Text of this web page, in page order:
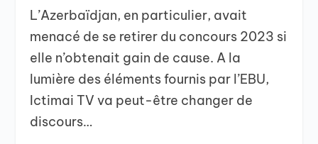
L’Azerbaïdjan, en particulier, avait
menacé de se retirer du concours 2023 si
elle n’obtenait gain de cause. A la
lumière des éléments fournis par l’EBU,
Ictimai TV va peut-être changer de
discours…